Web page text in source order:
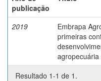
publicação
2019
Embrapa
primeiras
Resultado 1-1 de 1.